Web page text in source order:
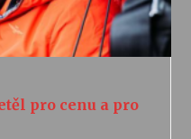
pro cenu a pro